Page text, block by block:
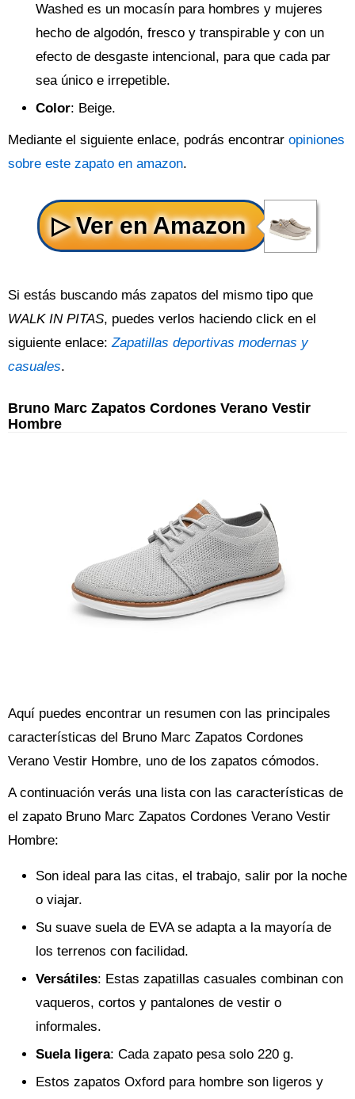
Washed es un mocasín para hombres y mujeres
hecho de algodón, fresco y transpirable y con un
efecto de desgaste intencional, para que cada par
sea único e irrepetible.
Color: Beige.
Mediante el siguiente enlace, podrás encontrar opiniones
sobre este zapato en amazon.
Si estás buscando más zapatos del mismo tipo que
WALK IN PITAS, puedes verlos haciendo click en el
siguiente enlace:Zapatillas deportivas modernas y
casuales.
Bruno Marc Zapatos Cordones Verano Vestir
Hombre
Aquí puedes encontrar un resumen con las principales
características del Bruno Marc Zapatos Cordones
Verano Vestir Hombre, uno de los zapatos cómodos.
A continuación verás una lista con las características de
el zapato Bruno Marc Zapatos Cordones Verano Vestir
Hombre:
Son ideal para las citas, el trabajo, salir por la noche
o viajar.
Su suave suela de EVA se adapta a la mayoría de
los terrenos con facilidad.
Versátiles: Estas zapatillas casuales combinan con
vaqueros, cortos y pantalones de vestir o
informales.
Suela ligera: Cada zapato pesa solo 220 g.
Estos zapatos Oxford para hombre son ligeros y